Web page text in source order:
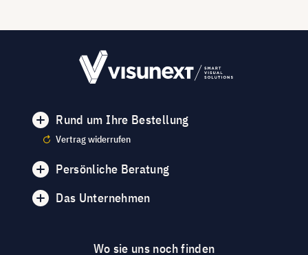
Rund um Ihre Bestellung
Vertrag widerrufen
Persönliche Beratung
Das Unternehmen
Wo sie uns noch finden